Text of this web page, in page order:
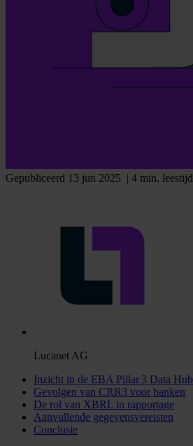
Gepubliceerd 13 jun 2025 | 4 min. leestijd
Lucanet AG
Inzicht in de EBA Pillar 3 Data Hub
Gevolgen van CRR3 voor banken
De rol van XBRL in rapportage
Aanvullende gegevensvereisten
Conclusie